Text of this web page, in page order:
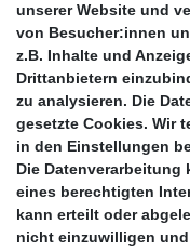
Barrierefreiheit
Anleitungen
Vertrag widerrufen
PARTNER
DHL
GLS
unserer Website und
von Besucher:innen
z.B. Inhalte und
Drittanbietern
zu analysieren. Die
gesetzte Cookies. Wir
in den Einstellungen
Die
eines berechtigten
kann erteilt oder
nicht einzuwilligen